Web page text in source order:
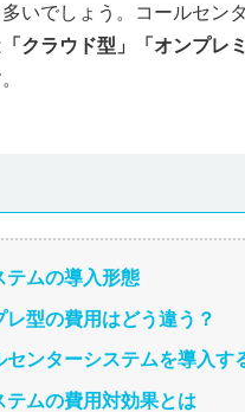
いでしょう。コールセン
「クラウド型」「オンプレ
テムの導入形態
型の費用はどう違う？
ンターシステムを導入す
ムの費用対効果とは